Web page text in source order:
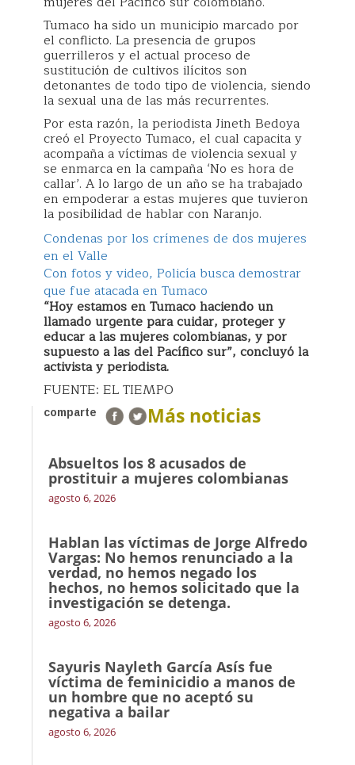
Tumaco ha sido un municipio marcado por
el conflicto. La presencia de grupos
guerrilleros y el actual proceso de
sustitución de cultivos ilícitos son
detonantes de todo tipo de violencia, siendo
la sexual una de las más recurrentes.
Por esta razón, la periodista Jineth Bedoya
creó el Proyecto Tumaco, el cual capacita y
acompaña a víctimas de violencia sexual y
se enmarca en la campaña ‘No es hora de
callar’. A lo largo de un año se ha trabajado
en empoderar a estas mujeres que tuvieron
la posibilidad de hablar con Naranjo.
Condenas por los crímenes de dos mujeres
en el Valle
Con fotos y video, Policía busca demostrar
que fue atacada en Tumaco
“Hoy estamos en Tumaco haciendo un
llamado urgente para cuidar, proteger y
educar a las mujeres colombianas, y por
supuesto a las del Pacífico sur”, concluyó la
activista y periodista.
FUENTE: EL TIEMPO
comparte Más noticias
Absueltos los 8 acusados de
prostituir a mujeres colombianas
agosto 6, 2026
Hablan las víctimas de Jorge Alfredo
Vargas: No hemos renunciado a la
verdad, no hemos negado los
hechos, no hemos solicitado que la
investigación se detenga.
agosto 6, 2026
Sayuris Nayleth García Asís fue
víctima de feminicidio a manos de
un hombre que no aceptó su
negativa a bailar
agosto 6, 2026